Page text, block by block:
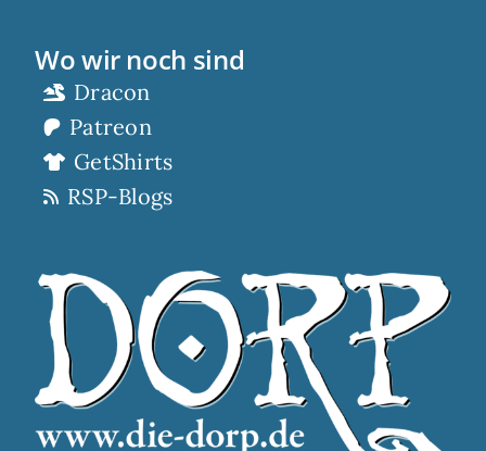
Wo wir noch sind
Dracon
Patreon
GetShirts
RSP-Blogs